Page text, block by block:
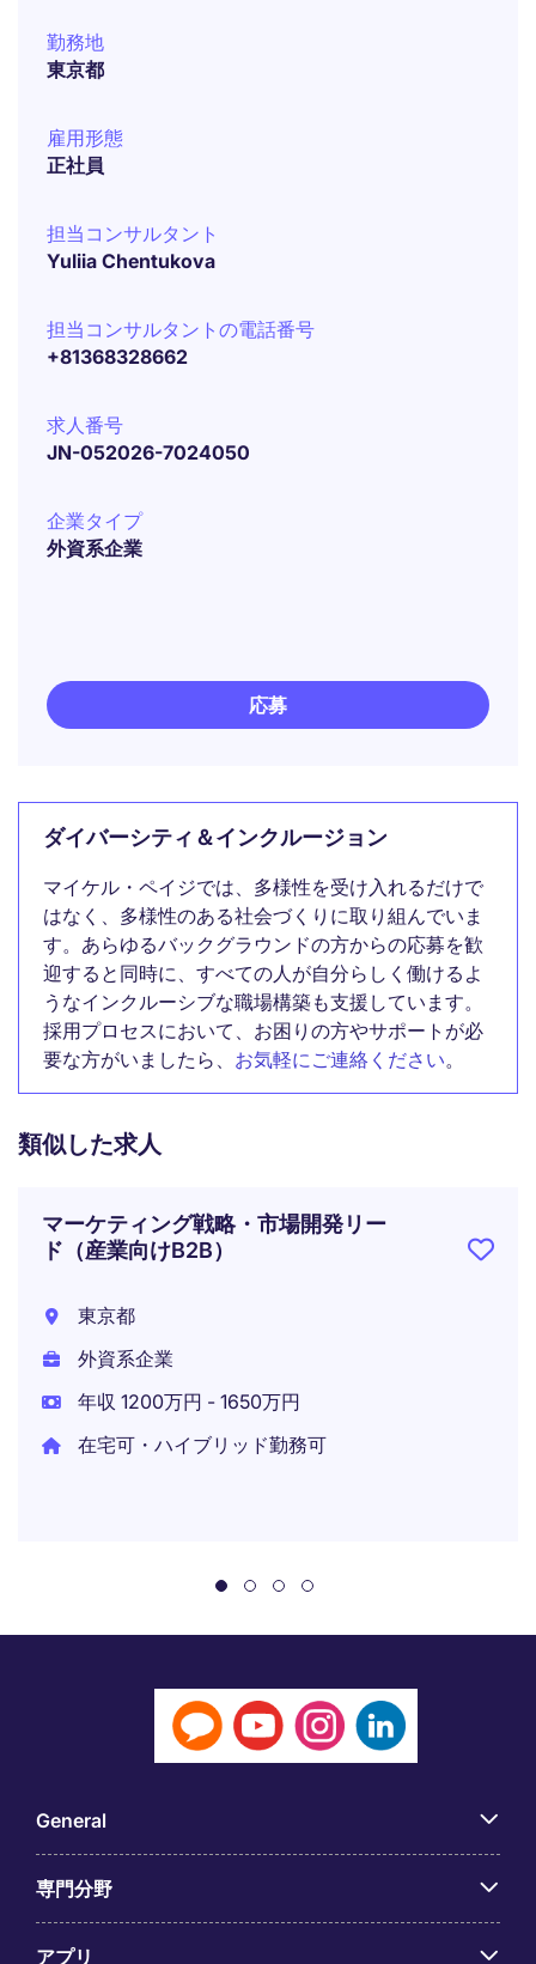
勤務地
東京都
雇用形態
正社員
担当コンサルタント
Yuliia Chentukova
担当コンサルタントの電話番号
+81368328662
求人番号
JN-052026-7024050
企業タイプ
外資系企業
応募
ダイバーシティ＆インクルージョン
マイケル・ペイジでは、多様性を受け入れるだけで
はなく、多様性のある社会づくりに取り組んでいま
す。あらゆるバックグラウンドの方からの応募を歓
迎すると同時に、すべての人が自分らしく働けるよ
うなインクルーシブな職場構築も支援しています。
採用プロセスにおいて、お困りの方やサポートが必
要な方がいましたら、 お気軽にご連絡ください。
類似した求人
マーケティング戦略・市場開発リー
ド（産業向けB2B）
東京都
外資系企業
年収 1200万円 - 1650万円
在宅可・ハイブリッド勤務可
General
専門分野
アプリ